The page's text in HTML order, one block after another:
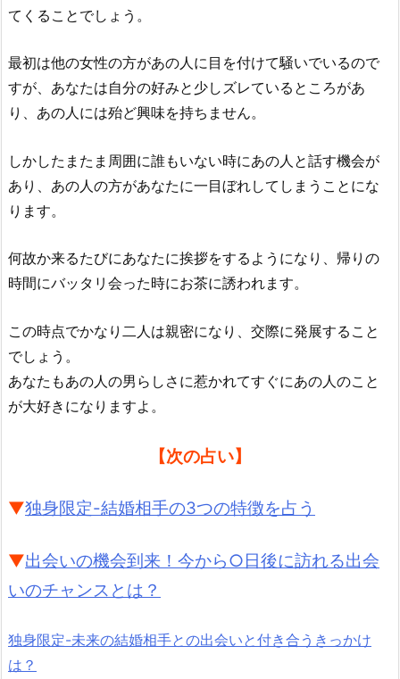
てくることでしょう。
最初は他の女性の方があの人に目を付けて騒いでいるので
すが、あなたは自分の好みと少しズレているところがあ
り、あの人には殆ど興味を持ちません。
しかしたまたま周囲に誰もいない時にあの人と話す機会が
あり、あの人の方があなたに一目ぼれしてしまうことにな
ります。
何故か来るたびにあなたに挨拶をするようになり、帰りの
時間にバッタリ会った時にお茶に誘われます。
この時点でかなり二人は親密になり、交際に発展すること
でしょう。
あなたもあの人の男らしさに惹かれてすぐにあの人のこと
が大好きになりますよ。
【次の占い】
▼独身限定-結婚相手の3つの特徴を占う
▼出会いの機会到来！今から○日後に訪れる出会
いのチャンスとは？
独身限定-未来の結婚相手との出会いと付き合うきっかけ
は？